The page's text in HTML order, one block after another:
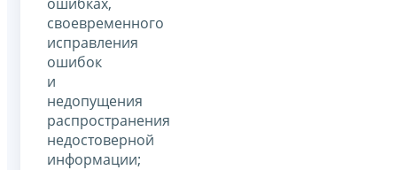
своевременного
исправления
ошибок
и
недопущения
распространения
недостоверной
информации;